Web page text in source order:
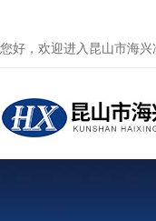
您好，欢迎进入昆山市海兴